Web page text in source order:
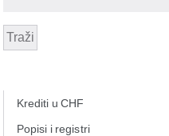
Traži
Krediti u CHF
Popisi i registri